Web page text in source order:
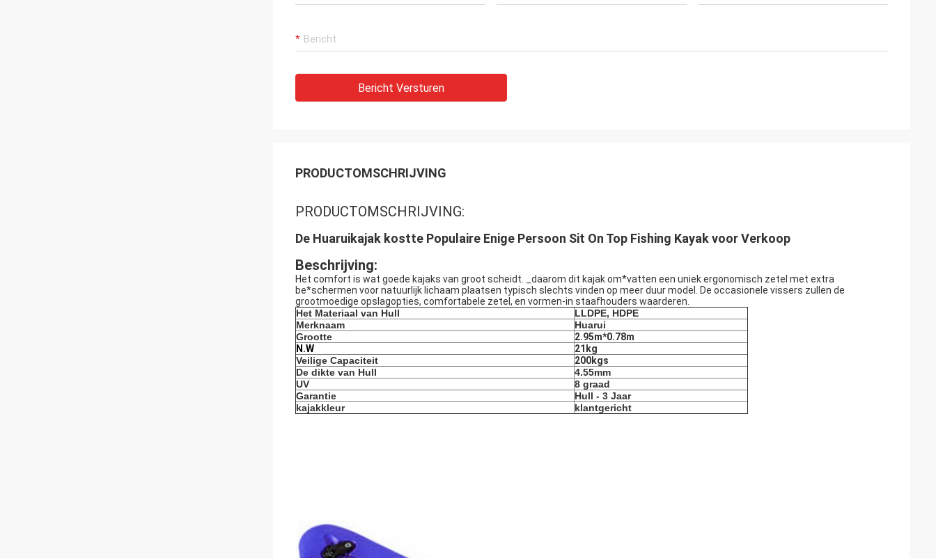
Bericht Versturen
PRODUCTOMSCHRIJVING
PRODUCTOMSCHRIJVING:
De Huaruikajak kostte Populaire Enige Persoon Sit On Top Fishing Kayak voor Verkoop
Beschrijving:
Het comfort is wat goede kajaks van groot scheidt. _daarom dit kajak om*vatten een uniek ergonomisch zetel met extra
be*schermen voor natuurlijk lichaam plaatsen typisch slechts vinden op meer duur model. De occasionele vissers zullen de
grootmoedige opslagopties, comfortabele zetel, en vormen-in staafhouders waarderen.
Het Materiaal van Hull
LLDPE, HDPE
Merknaam
Huarui
Grootte
2.95m*0.78m
N.W
21kg
Veilige Capaciteit
200kgs
De dikte van Hull
4.55mm
UV
8 graad
Garantie
Hull - 3 Jaar
kajakkleur
klantgericht